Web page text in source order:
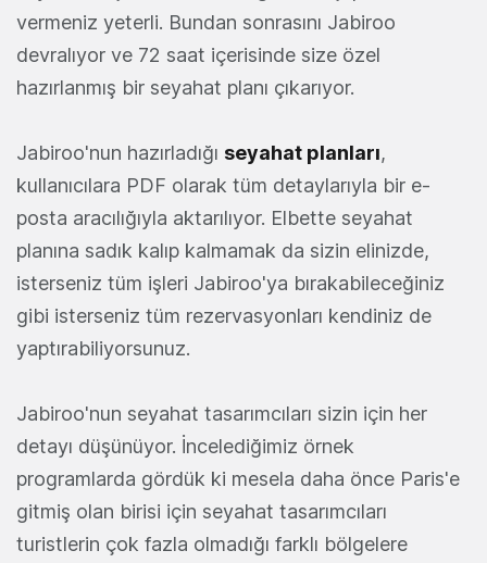
vermeniz yeterli. Bundan sonrasını Jabiroo
devralıyor ve 72 saat içerisinde size özel
hazırlanmış bir seyahat planı çıkarıyor.
Jabiroo'nun hazırladığı seyahat planları,
kullanıcılara PDF olarak tüm detaylarıyla bir e-
posta aracılığıyla aktarılıyor. Elbette seyahat
planına sadık kalıp kalmamak da sizin elinizde,
isterseniz tüm işleri Jabiroo'ya bırakabileceğiniz
gibi isterseniz tüm rezervasyonları kendiniz de
yaptırabiliyorsunuz.
Jabiroo'nun seyahat tasarımcıları sizin için her
detayı düşünüyor. İncelediğimiz örnek
programlarda gördük ki mesela daha önce Paris'e
gitmiş olan birisi için seyahat tasarımcıları
turistlerin çok fazla olmadığı farklı bölgelere